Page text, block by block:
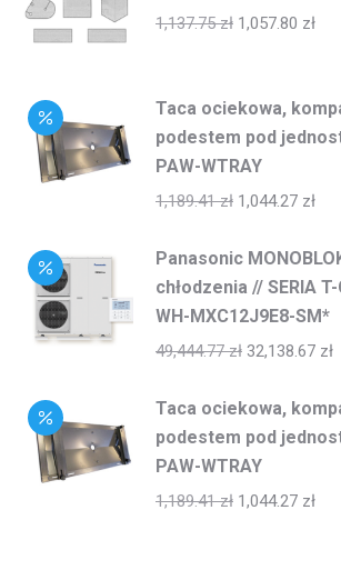
1,137.75zł 1,057.80 zł
Taca ociekowa,
podestem pod
PAW-WTRAY
1,189.41zł 1,044.27 zł
Panasonic
chłodzenia // SERIA
WH-MXC12J9E8-SM*
49,444.77zł 32,138.67 zł
Taca ociekowa,
podestem pod
PAW-WTRAY
1,189.41zł 1,044.27 zł